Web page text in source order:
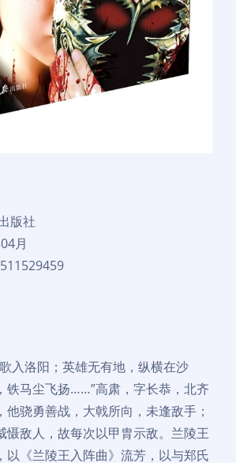
版社
月
入洛阳；英雄无有地，纵横在沙
铁马尘飞扬……”高肃，字长恭，北齐
他骁勇善战，大戟所向，未逢敌手；
慑敌人，故每次以甲胄示敌。兰陵王
以《兰陵王入阵曲》流芳，以与郑氏